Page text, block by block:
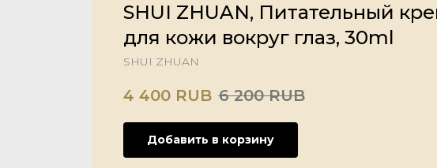
SHUI ZHUAN, Питательный
для кожи вокруг глаз, 30ml
SHUI ZHUAN
4 400 RUB 6 200 RUB
Добавить в корзину